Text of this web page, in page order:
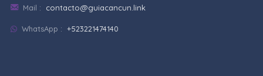
Mail : contacto@guiacancun.link
WhatsApp : +523221474140